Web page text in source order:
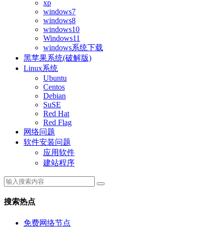
xp
windows7
windows8
windows10
Windows11
windows系统下载
黑苹果系统(破解版)
Linux系统
Ubuntu
Centos
Debian
SuSE
Red Hat
Red Flag
网络问题
软件安装问题
应用软件
建站程序
搜索热点
免费网络节点